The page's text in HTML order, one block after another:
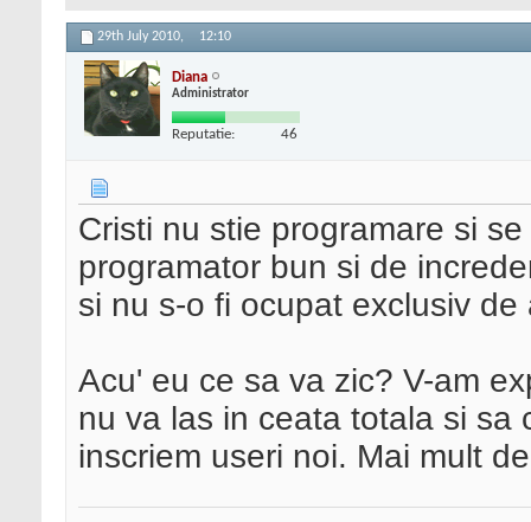
29th July 2010, 12:10
Diana
Administrator
Reputatie: 46
Cristi nu stie programare si
programator bun si de
si nu s-o fi ocupat exclusiv de
Acu' eu ce sa va zic? V-am
nu va las in ceata totala si sa
inscriem useri noi. Mai mult